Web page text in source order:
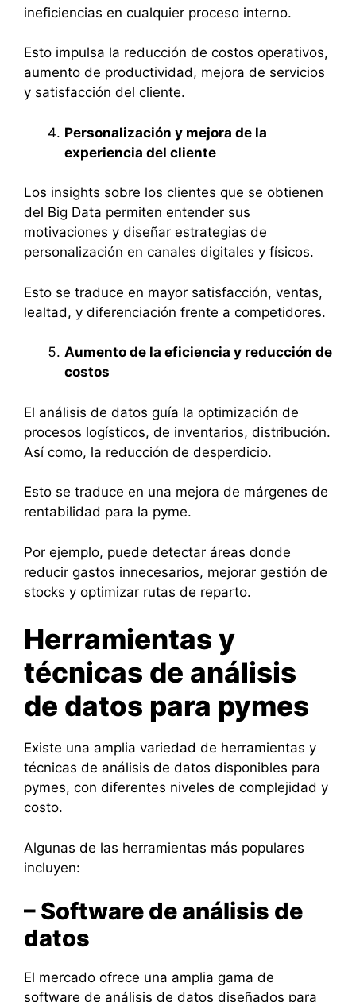
ineficiencias en cualquier proceso interno.
Esto impulsa la reducción de costos operativos,
aumento de productividad, mejora de servicios
y satisfacción del cliente.
Personalización y mejora de la
experiencia del cliente
Los insights sobre los clientes que se obtienen
del Big Data permiten entender sus
motivaciones y diseñar estrategias de
personalización en canales digitales y físicos.
Esto se traduce en mayor satisfacción, ventas,
lealtad, y diferenciación frente a competidores.
Aumento de la eficiencia y reducción de
costos
El análisis de datos guía la optimización de
procesos logísticos, de inventarios, distribución.
Así como, la reducción de desperdicio.
Esto se traduce en una mejora de márgenes de
rentabilidad para la pyme.
Por ejemplo, puede detectar áreas donde
reducir gastos innecesarios, mejorar gestión de
stocks y optimizar rutas de reparto.
Herramientas y
técnicas de análisis
de datos para pymes
Existe una amplia variedad de herramientas y
técnicas de análisis de datos disponibles para
pymes, con diferentes niveles de complejidad y
costo.
Algunas de las herramientas más populares
incluyen:
– Software de análisis de
datos
El mercado ofrece una amplia gama de
software de análisis de datos diseñados para